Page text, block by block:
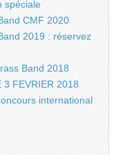
spéciale
CMF 2020
2019 : réservez
Band 2018
3 FEVRIER 2018
international